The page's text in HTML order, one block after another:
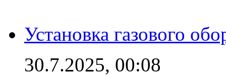
Установка газового
30.7.2025, 00:08